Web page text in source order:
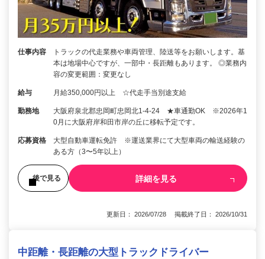
仕事内容
トラックの代走業務や車両管理、陸送等をお願いします。基
本は地場中心ですが、一部中・長距離もあります。 ◎業務内
容の変更範囲：変更なし
給与 月給350,000円以上 ☆代走手当別途支給
勤務地
大阪府泉北郡忠岡町忠岡北1-4-24 ★車通勤OK ※2026年1
0月に大阪府岸和田市岸の丘に移転予定です。
応募資格
大型自動車運転免許 ※運送業界にて大型車両の輸送経験の
ある方（3〜5年以上）
後で見る 詳細を見る
更新日： 2026/07/28 掲載終了日： 2026/10/31
中距離・長距離の大型トラックドライバー